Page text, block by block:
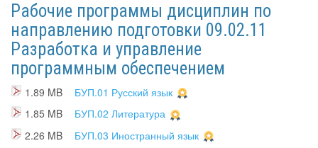
Рабочие программы дисциплин по
направлению подготовки 09.02.11
Разработка и управление
программным обеспечением
1.89 MB
БУП.01 Русский язык
1.85 MB
БУП.02 Литература
2.26 MB
БУП.03 Иностранный язык